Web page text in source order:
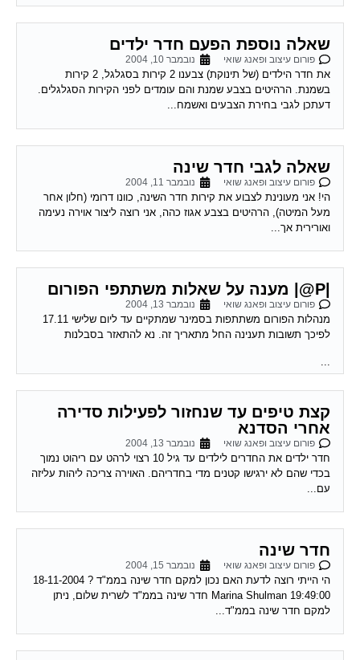
שאלה נוספת הפעם חדר ילדים
פורום עיצוב ופאנג שואי נובמבר 10, 2004
את חדר הילדים (של תינוקת) צבענו 2 קירות בסגלגל, 2 קירות
בשמנת. הרהיטים בצבע שמנת והם עומדים לפני הקירות הסגלגלים.
דעתכן לגבי בחירת הצבעים ואשמח...
שאלה לגבי חדר שינה
פורום עיצוב ופאנג שואי נובמבר 11, 2004
הי! אני מעונינת לצבוע את קירות חדר השינה, כוונו דרומי (חלון אחר
מעל המיטה), הרהיטים בצבע אגוז כהה, אני רוצה ליצור אוירה נעימה
ואורירית אך...
פורום עיצוב ופאנג שואי נובמבר 13, 2004
מנהלות הפורום משתתפות בסמינר שמתקיים עד ליום שלישי 17.11
לפיכך תשובות תענינה החל מתאריך זה. נא להתאזר בסבלנות
קצת טיפים עד שנחזור לפעילות סדירה
אחרי הסדנא
פורום עיצוב ופאנג שואי נובמבר 13, 2004
חדר ילדים את החדרים לילדים עד גיל 10 רצוי לרהט עם ריהוט נמוך
בכדי שהם לא ירגישו קטנים מדי בחדריהם. האוירה צריכה ליהות עליזה
עם...
חדר שינה
פורום עיצוב ופאנג שואי נובמבר 15, 2004
הי הייתי רוצה לדעת האם נכון למקם חדר שינה בממ"ד ? 18-11-2004
19:49:00 Marina Shulman חדר שינה בממ"ד לשרית שלום, ניתן
למקם חדר שינה בממ"ד...